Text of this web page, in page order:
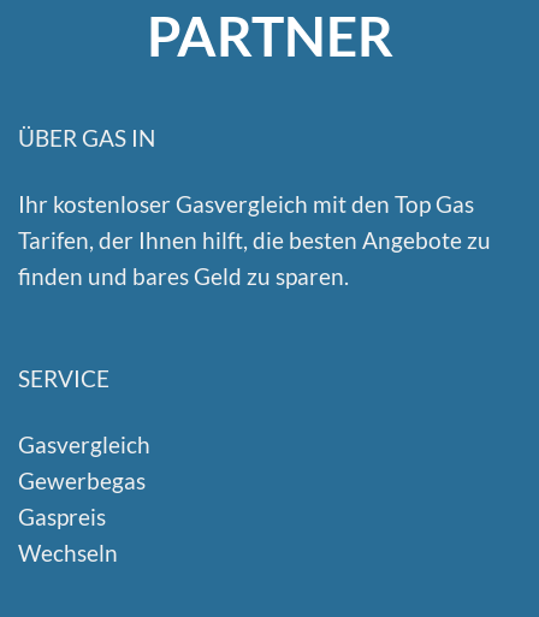
PARTNER
ÜBER GAS IN
Ihr kostenloser Gasvergleich mit den Top Gas
Tarifen, der Ihnen hilft, die besten Angebote zu
finden und bares Geld zu sparen.
SERVICE
Gasvergleich
Gewerbegas
Gaspreis
Wechseln